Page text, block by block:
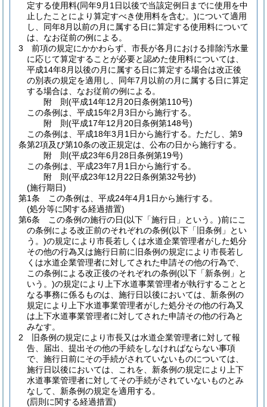
定する使用料(同年9月1日以後で当該定例日までに使用を中
止したことにより算定すべき使用料を含む。)について適用
し、同年8月以前の月に属する日に算定する使用料について
は、なお従前の例による。
3
前項の規定にかかわらず、市長が各月における排除汚水量
に応じて算定することが必要と認めた使用料については、
平成14年8月以後の月に属する日に算定する場合は改正後
の別表の規定を適用し、同年7月以前の月に属する日に算定
する場合は、なお従前の例による。
附 則(平成14年12月20日条例第110号)
この条例は、平成15年2月3日から施行する。
附 則(平成17年12月20日条例第148号)
この条例は、平成18年3月1日から施行する。 ただし、第9
条第2項及び第10条の改正規定は、公布の日から施行する。
附 則(平成23年6月28日条例第19号)
この条例は、平成23年7月1日から施行する。
附 則(平成23年12月22日条例第32号抄)
(施行期日)
第1条
この条例は、平成24年4月1日から施行する。
(処分等に関する経過措置)
第6条
この条例の施行の日(以下「施行日」という。)前にこ
の条例による改正前のそれぞれの条例(以下「旧条例」とい
う。)の規定により市長若しくは水道企業管理者がした処分
その他の行為又は施行日前に旧条例の規定により市長若し
くは水道企業管理者に対してされた申請その他の行為で、
この条例による改正後のそれぞれの条例(以下「新条例」と
いう。)の規定により上下水道事業管理者が執行することと
なる事務に係るものは、施行日以後においては、新条例の
規定により上下水道事業管理者がした処分その他の行為又
は上下水道事業管理者に対してされた申請その他の行為と
みなす。
2
旧条例の規定により市長又は水道企業管理者に対して報
告、届出、提出その他の手続をしなければならない事項
で、施行日前にその手続がされていないものについては、
施行日以後においては、これを、新条例の規定により上下
水道事業管理者に対してその手続がされていないものとみ
なして、新条例の規定を適用する。
(罰則に関する経過措置)